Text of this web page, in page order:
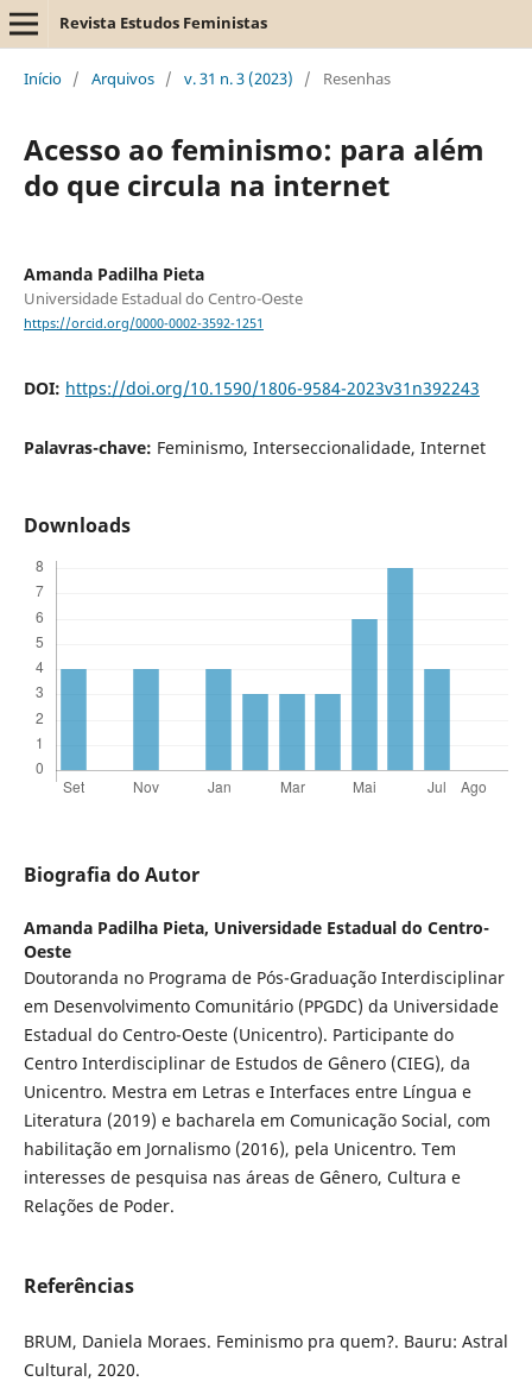
Revista Estudos Feministas
Início / Arquivos / v. 31 n. 3 (2023) / Resenhas
Acesso ao feminismo: para além
do que circula na internet
Amanda Padilha Pieta
Universidade Estadual do Centro-Oeste
https://orcid.org/0000-0002-3592-1251
DOI: https://doi.org/10.1590/1806-9584-2023v31n392243
Palavras-chave: Feminismo, Interseccionalidade, Internet
Downloads
Biografia do Autor
Amanda Padilha Pieta, Universidade Estadual do Centro-
Oeste
Doutoranda no Programa de Pós-Graduação Interdisciplinar
em Desenvolvimento Comunitário (PPGDC) da Universidade
Estadual do Centro-Oeste (Unicentro). Participante do
Centro Interdisciplinar de Estudos de Gênero (CIEG), da
Unicentro. Mestra em Letras e Interfaces entre Língua e
Literatura (2019) e bacharela em Comunicação Social, com
habilitação em Jornalismo (2016), pela Unicentro. Tem
interesses de pesquisa nas áreas de Gênero, Cultura e
Relações de Poder.
Referências
BRUM, Daniela Moraes. Feminismo pra quem?. Bauru: Astral
Cultural, 2020.